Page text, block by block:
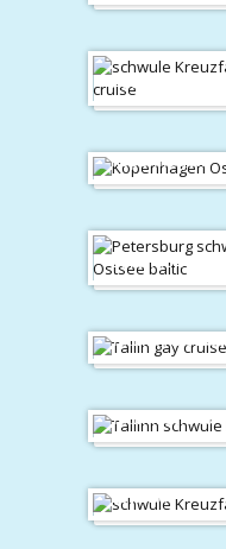
Pooldeck
Kopenhagen
Zarendorf
Tallinn Altstadt
Tallinn Strand
Estland